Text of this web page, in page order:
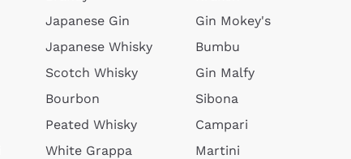
Japanese Gin
Japanese Whisky
Scotch Whisky
Bourbon
Peated Whisky
White Grappa
Gin Mokey's
Bumbu
Gin Malfy
Sibona
Campari
Martini